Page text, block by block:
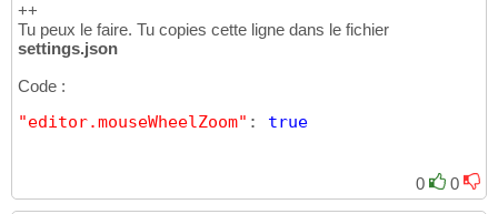
++
Tu peux le faire. Tu copies cette ligne dans le fichier
settings.json
Code :
"editor.mouseWheelZoom" : true
0 0